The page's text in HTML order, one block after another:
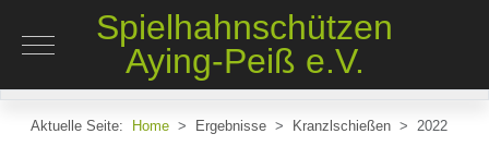
Mobile Menu Toggle
Spielhahnschützen
Aying-Peiß e.V.
Aktuelle Seite: Home Ergebnisse Kranzlschießen 2022